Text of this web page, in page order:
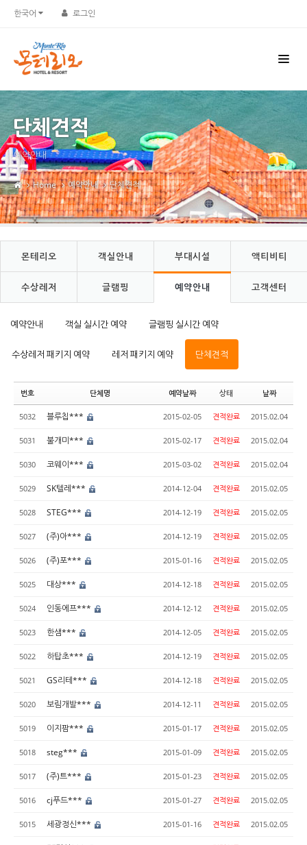
한국어 로그인
단체견적
예약안내
Home 예약안내 단체견적
몬테리오 객실안내 부대시설 액티비티
수상레저 글램핑 예약안내 고객센터
예약안내 객실 실시간 예약 글램핑 실시간 예약
수상레저 패키지 예약 레저 패키지 예약 단체견적
번호 단체명 예약날짜 상태 날짜
5032 블루칩*** 2015-02-05 견적완료 2015.02.04
5031 불개미*** 2015-02-17 견적완료 2015.02.04
5030 코웨이*** 2015-03-02 견적완료 2015.02.04
5029 SK텔레*** 2014-12-04 견적완료 2015.02.05
5028 STEG*** 2014-12-19 견적완료 2015.02.05
5027 (주)아*** 2014-12-19 견적완료 2015.02.05
5026 (주)포*** 2015-01-16 견적완료 2015.02.05
5025 대상*** 2014-12-18 견적완료 2015.02.05
5024 인동에프*** 2014-12-12 견적완료 2015.02.05
5023 한샘*** 2014-12-05 견적완료 2015.02.05
5022 하탑초*** 2014-12-19 견적완료 2015.02.05
5021 GS리테*** 2014-12-18 견적완료 2015.02.05
5020 보림개발*** 2014-12-11 견적완료 2015.02.05
5019 이지팜*** 2015-01-17 견적완료 2015.02.05
5018 steg*** 2015-01-09 견적완료 2015.02.05
5017 (주)트*** 2015-01-23 견적완료 2015.02.05
5016 cj푸드*** 2015-01-27 견적완료 2015.02.05
5015 세광정신*** 2015-01-16 견적완료 2015.02.05
Sketchbook5, 스케치북5